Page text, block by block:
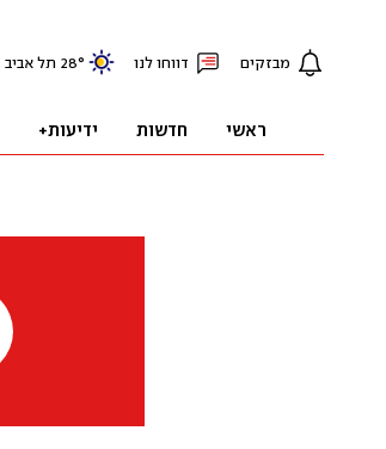
מבזקים דווחו לנו 28° תל אביב
ראשי חדשות ידיעות+